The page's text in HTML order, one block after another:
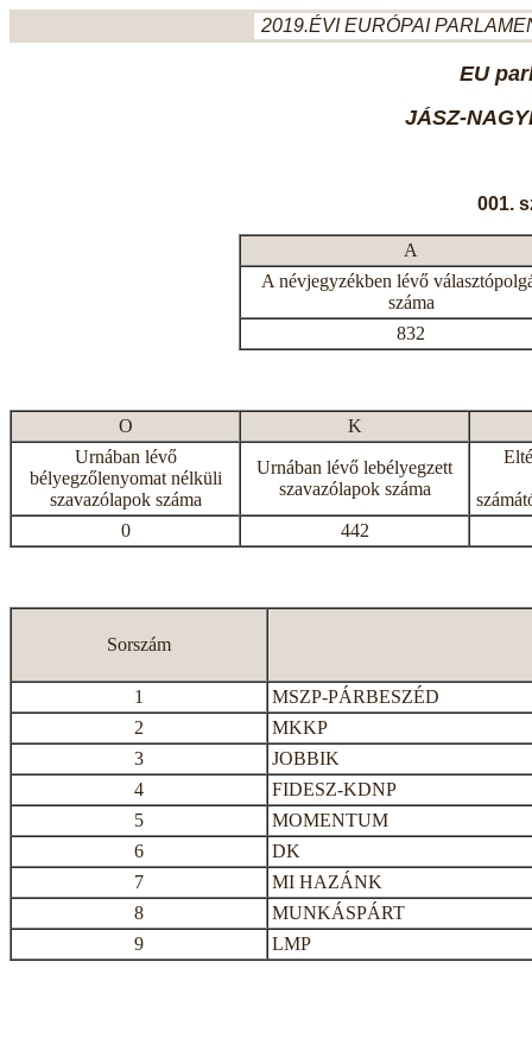
2019.ÉVI EURÓPAI
EU
JÁSZ-
001.
A
A névjegyzékben lévő
száma
832
O
K
Urnában lévő
bélyegzőlenyomat nélküli
szavazólapok száma
Urnában lévő lebélyegzett
szavazólapok száma
0
442
Sorszám
1
MSZP-PÁRBESZÉD
2
MKKP
3
JOBBIK
4
FIDESZ-KDNP
5
MOMENTUM
6
DK
7
MI HAZÁNK
8
MUNKÁSPÁRT
9
LMP